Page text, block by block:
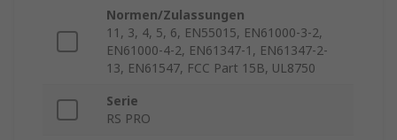
Normen/Zulassungen
11, 3, 4, 5, 6, EN55015, EN61000-3-2,
EN61000-4-2, EN61347-1, EN61347-2-
13, EN61547, FCC Part 15B, UL8750
Serie
RS PRO